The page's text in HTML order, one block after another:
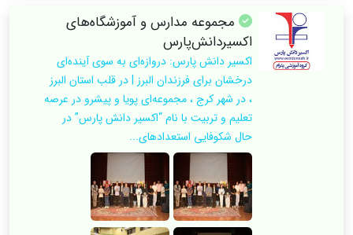
مجموعه مدارس و آموزشگاه‌های
اکسیر‌دانش‌پارس
اکسیر دانش پارس: دروازه‌ای به سوی آینده‌ای
درخشان برای فرزندان البرز | در قلب استان البرز
، در شهر کرج ، مجموعه‌ای پویا و پیشرو در عرصه
تعلیم و تربیت با نام “اکسیر دانش پارس” در
حال شکوفایی استعدادهای...